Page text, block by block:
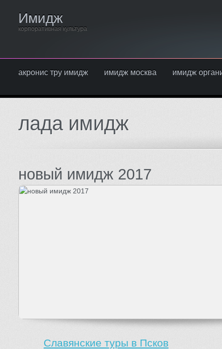
Имидж
корпоративная культура
акронис тру имидж имидж москва имидж
лада имидж
новый имидж 2017
Славянские туры в Псков